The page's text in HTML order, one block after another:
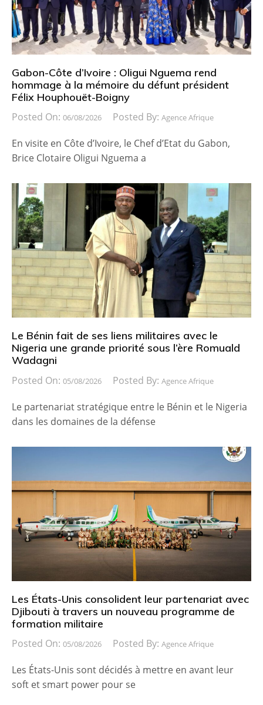
Gabon-Côte d’Ivoire : Oligui Nguema rend
hommage à la mémoire du défunt président
Félix Houphouët-Boigny
Posted On: 06/08/2026 Posted By: Agence Afrique
En visite en Côte d’Ivoire, le Chef d’Etat du Gabon,
Brice Clotaire Oligui Nguema a
Le Bénin fait de ses liens militaires avec le
Nigeria une grande priorité sous l’ère Romuald
Wadagni
Posted On: 05/08/2026 Posted By: Agence Afrique
Le partenariat stratégique entre le Bénin et le Nigeria
dans les domaines de la défense
Les États-Unis consolident leur partenariat avec
Djibouti à travers un nouveau programme de
formation militaire
Posted On: 05/08/2026 Posted By: Agence Afrique
Les États-Unis sont décidés à mettre en avant leur
soft et smart power pour se